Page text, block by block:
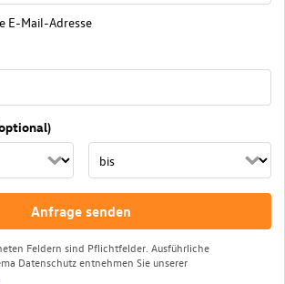
E-Mail-Adresse
Anfrage senden
Feldern sind Pflichtfelder. Ausführliche
Datenschutz entnehmen Sie unserer